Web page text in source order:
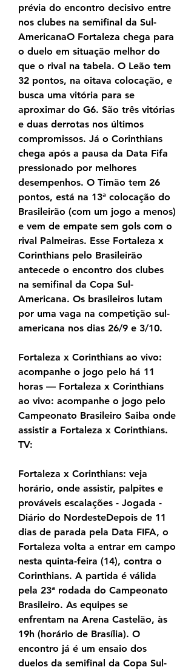
prévia do encontro decisivo entre
nos clubes na semifinal da Sul-
AmericanaO Fortaleza chega para
o duelo em situação melhor do
que o rival na tabela. O Leão tem
32 pontos, na oitava colocação, e
busca uma vitória para se
aproximar do G6. São três vitórias
e duas derrotas nos últimos
compromissos. Já o Corinthians
chega após a pausa da Data Fifa
pressionado por melhores
desempenhos. O Timão tem 26
pontos, está na 13ª colocação do
Brasileirão (com um jogo a menos)
e vem de empate sem gols com o
rival Palmeiras. Esse Fortaleza x
Corinthians pelo Brasileirão
antecede o encontro dos clubes
na semifinal da Copa Sul-
Americana. Os brasileiros lutam
por uma vaga na competição sul-
americana nos dias 26/9 e 3/10.
Fortaleza x Corinthians ao vivo:
acompanhe o jogo pelo há 11
horas — Fortaleza x Corinthians
ao vivo: acompanhe o jogo pelo
Campeonato Brasileiro Saiba onde
assistir a Fortaleza x Corinthians.
TV:
Fortaleza x Corinthians: veja
horário, onde assistir, palpites e
prováveis escalações - Jogada -
Diário do NordesteDepois de 11
dias de parada pela Data FIFA, o
Fortaleza volta a entrar em campo
nesta quinta-feira (14), contra o
Corinthians. A partida é válida
pela 23ª rodada do Campeonato
Brasileiro. As equipes se
enfrentam na Arena Castelão, às
19h (horário de Brasília). O
encontro já é um ensaio dos
duelos da semifinal da Copa Sul-